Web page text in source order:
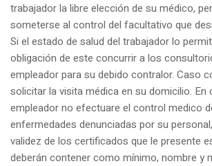
trabajador la libre elección de su médico,
someterse al control del facultativo que
Si el estado de salud del trabajador lo
obligación de este concurrir a los
empleador para su debido contralor. Caso
solicitar la visita médica en su domicilio. En
empleador no efectuare el control medico
enfermedades denunciadas por su
validez de los certificados que le presente
deberán contener como mínimo, nombre y